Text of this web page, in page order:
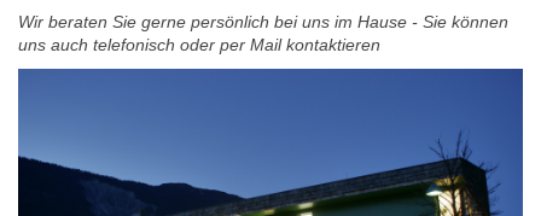
Wir beraten Sie gerne persönlich bei uns im Hause - Sie können
uns auch telefonisch oder per Mail kontaktieren